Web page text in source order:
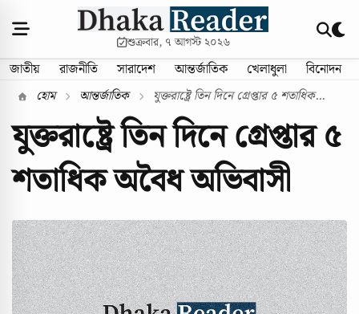
শুক্রবার, ৭ আগস্ট ২০২৬
জাতীয় রাজনীতি সারাদেশ আন্তর্জাতিক খেলাধুলা বিনোদন
হোম আন্তর্জাতিক যুক্তরাষ্ট্রে তিন দিনে গ্রেপ্তার ৫ শতাধিক...
যুক্তরাষ্ট্রে তিন দিনে গ্রেপ্তার ৫
শতাধিক অবৈধ অভিবাসী